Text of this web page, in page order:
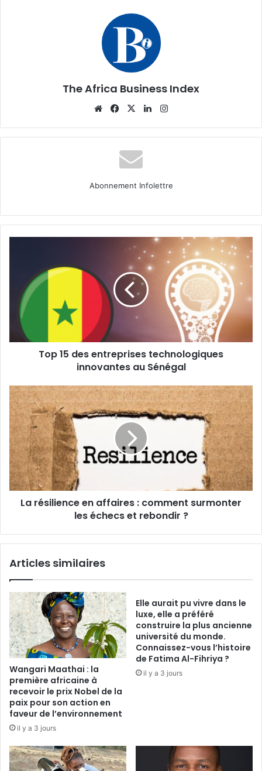
The Africa Business Index
WebsiteFacebook
X Linkedin
Abonnement Infolettre
entreprises
technologiques
innovantes
Sénégal
Top 15 des entreprises technologiques
innovantes au Sénégal
La
résilience
en
affaires
:
comment
surmonter
les
échecs
La résilience en affaires : comment surmonter
les échecs et rebondir ?
Articles similaires
Wangari Maathai : la
première africaine à
recevoir le prix Nobel de la
paix pour son action en
faveur de l’environnement
il y a 3 jours
Elle aurait pu vivre dans le
luxe, elle a préféré
construire la plus ancienne
université du monde.
Connaissez-vous l’histoire
de Fatima Al-Fihriya ?
il y a 3 jours